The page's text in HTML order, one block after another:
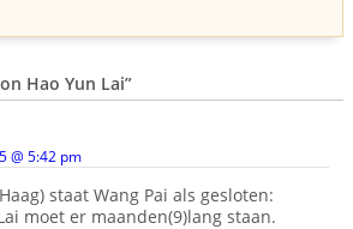
Hao Yun Lai”
@ 5:42 pm
staat Wang Pai als gesloten:
moet er maanden(9)lang staan.